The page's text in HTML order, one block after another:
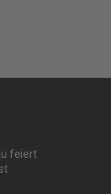
feiert